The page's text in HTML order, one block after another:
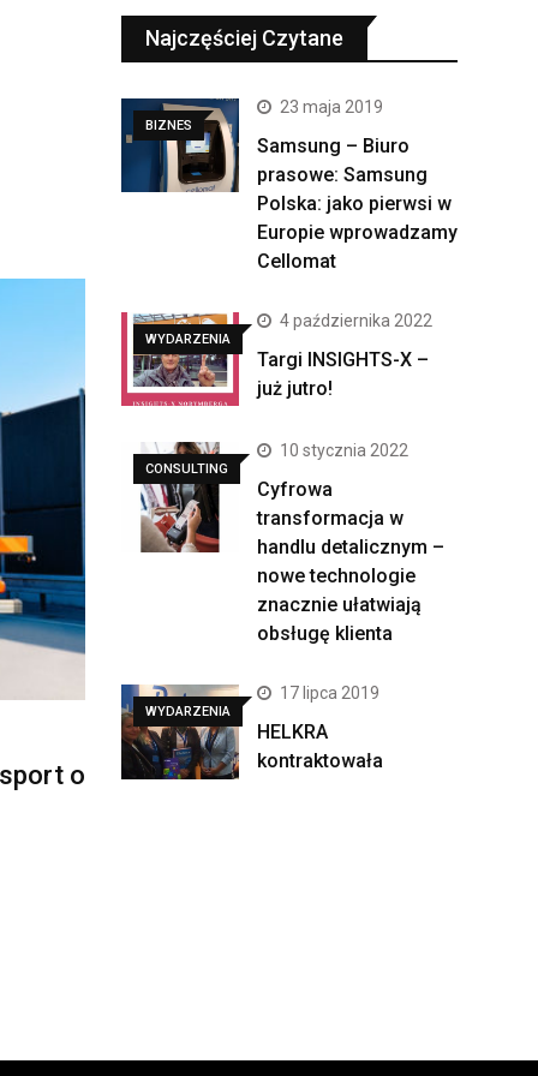
o
Najczęściej Czytane
BIZNES
23 maja 2019
Samsung – Biuro
prasowe: Samsung
Polska: jako pierwsi w
Europie wprowadzamy
Cellomat
WYDARZENIA
4 października 2022
Targi INSIGHTS-X –
już jutro!
CONSULTING
10 stycznia 2022
Cyfrowa
transformacja w
handlu detalicznym –
nowe technologie
znacznie ułatwiają
obsługę klienta
WYDARZENIA
17 lipca 2019
HELKRA
kontraktowała